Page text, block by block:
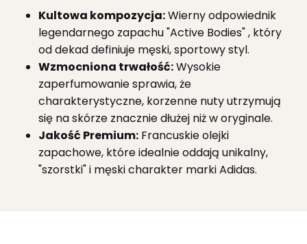
Kultowa kompozycja:Wierny odpowiednik
legendarnego zapachu "Active Bodies" , który
od dekad definiuje męski, sportowy styl.
Wzmocniona trwałość:Wysokie
zaperfumowanie sprawia, że
charakterystyczne, korzenne nuty utrzymują
się na skórze znacznie dłużej niż w oryginale.
Jakość Premium: Francuskie olejki
zapachowe, które idealnie oddają unikalny,
"szorstki" i męski charakter marki Adidas.